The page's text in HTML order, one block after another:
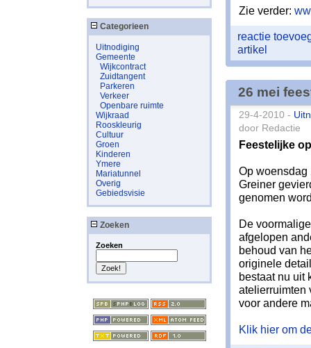
Categorieen
Uitnodiging
Gemeente
Wijkcontract
Zuidtangent
Parkeren
Verkeer
Openbare ruimte
Wijkraad
Rooskleurig
Cultuur
Groen
Kinderen
Ymere
Mariatunnel
Overig
Gebiedsvisie
Zoeken
Zoeken
Zie verder:
reactie
artikel
26 mei
29-4-2010 -
door Redactie
Feestelijke
Op woensdag
Greiner
genomen
De
afgelopen
behoud van
originele
bestaat nu uit
atelierruimten
voor andere
Klik hier om